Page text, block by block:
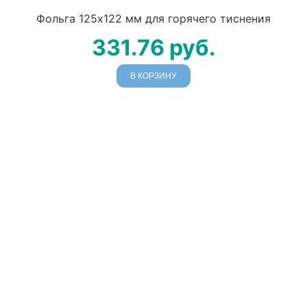
Фольга 125х122 мм для горячего тиснения
331.76 руб.
В КОРЗИНУ